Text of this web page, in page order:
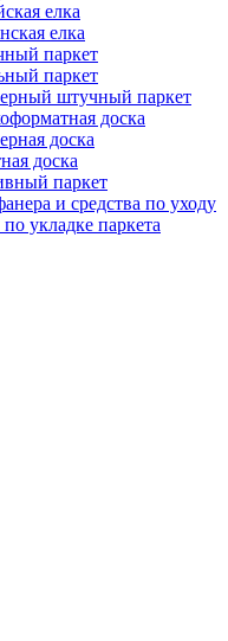
елка
елка
паркет
паркет
штучный паркет
доска
доска
доска
паркет
и средства по уходу
укладке паркета